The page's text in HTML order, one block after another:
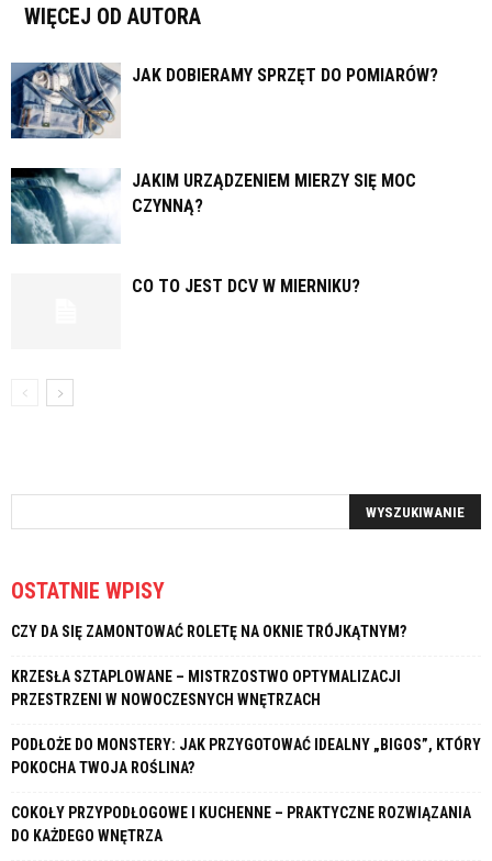
WIĘCEJ OD AUTORA
JAK DOBIERAMY SPRZĘT DO POMIARÓW?
JAKIM URZĄDZENIEM MIERZY SIĘ MOC
CZYNNĄ?
CO TO JEST DCV W MIERNIKU?
OSTATNIE WPISY
CZY DA SIĘ ZAMONTOWAĆ ROLETĘ NA OKNIE TRÓJKĄTNYM?
KRZESŁA SZTAPLOWANE – MISTRZOSTWO OPTYMALIZACJI
PRZESTRZENI W NOWOCZESNYCH WNĘTRZACH
PODŁOŻE DO MONSTERY: JAK PRZYGOTOWAĆ IDEALNY „BIGOS”, KTÓRY
POKOCHA TWOJA ROŚLINA?
COKOŁY PRZYPODŁOGOWE I KUCHENNE – PRAKTYCZNE ROZWIĄZANIA
DO KAŻDEGO WNĘTRZA